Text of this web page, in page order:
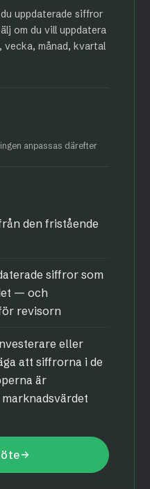
uppdaterade siffror
om du vill uppdatera
vecka, månad, kvartal
anpassas därefter
den fristående
siffror som
— och
revisorn
eller
att siffrorna i de
är